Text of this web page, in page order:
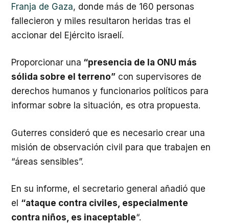
Franja de Gaza, donde más de 160 personas
fallecieron y miles resultaron heridas tras el
accionar del Ejército israelí.
Proporcionar una “presencia de la ONU más
sólida sobre el terreno” con supervisores de
derechos humanos y funcionarios políticos para
informar sobre la situación, es otra propuesta.
Guterres consideró que es necesario crear una
misión de observación civil para que trabajen en
“áreas sensibles”.
En su informe, el secretario general añadió que
el “ataque contra civiles, especialmente
contra niños, es inaceptable“.